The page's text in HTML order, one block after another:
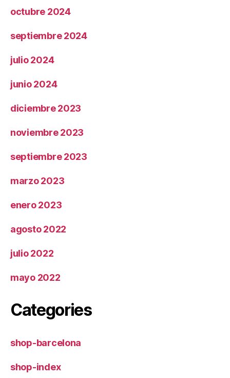
octubre 2024
septiembre 2024
julio 2024
junio 2024
diciembre 2023
noviembre 2023
septiembre 2023
marzo 2023
enero 2023
agosto 2022
julio 2022
mayo 2022
Categories
shop-barcelona
shop-index